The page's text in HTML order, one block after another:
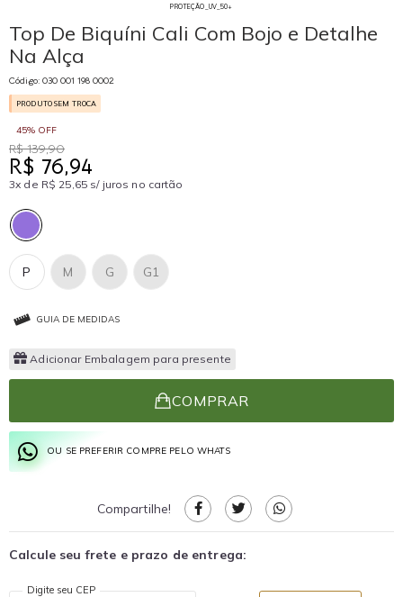
PROTEÇÃO_UV_50+
Top De Biquíni Cali Com Bojo e Detalhe
Na Alça
Código: 030 001 198 0002
PRODUTO SEM TROCA
45% OFF
R$ 139,90
R$ 76,94
3x de R$ 25,65 s/ juros no cartão
P G1
G
M
GUIA DE MEDIDAS
Adicionar Embalagem para presente
COMPRAR
OU SE PREFERIR COMPRE PELO WHATS
Compartilhe!
Calcule seu frete e prazo de entrega:
Digite seu CEP